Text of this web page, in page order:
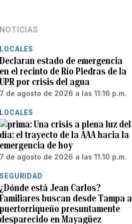
NOTICIAS
LOCALES
Declaran estado de emergencia
en el recinto de Río Piedras de la
UPR por crisis del agua
7 de agosto de 2026 a las 11:16 p.m.
LOCALES
Una crisis a plena luz del
día: el trayecto de la AAA hacia la
emergencia de hoy
7 de agosto de 2026 a las 11:10 p.m.
SEGURIDAD
¿Dónde está Jean Carlos?
Familiares buscan desde Tampa a
puertorriqueño presuntamente
desparecido en Mayagüez